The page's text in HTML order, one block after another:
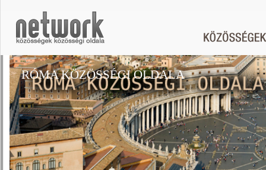
RÓMA KÖZÖSSÉGI OLDALA